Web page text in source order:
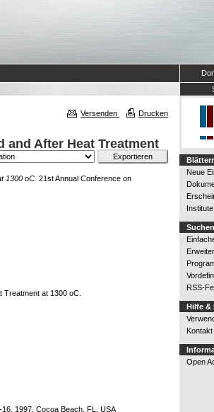
Versenden Drucken
and After Heat Treatment
1300 oC. 21st Annual Conference on
at 1300 oC.
1997, Cocoa Beach, FL, USA
Neue
Suchen
RSS-
Hilfe &
Kontakt
Open